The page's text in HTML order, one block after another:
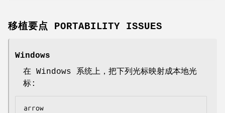
移植要点 PORTABILITY ISSUES
Windows
在 Windows 系统上，把下列光标映射成本地光
标:
arrow